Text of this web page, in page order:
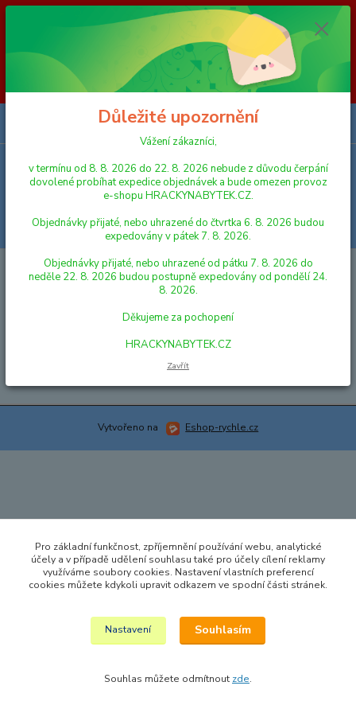
Vážení zákazníci, v termínu od 8. 8. 2026 do 23. 8. 2026 nebude z
důvodu čerpání dovolené probíhat expedice objednávek a bude omezen
provoz e-shopu HRACKYNABYTEK.CZ. Objednávky přijaté, nebo
uhrazené do čtvrtka 6. 8. 2026 budou expedovány v pátek 7. 8. 2026.
Objednávky přijaté, nebo uhrazené od pátku 7. 8. 2026 do neděle 23. 8.
2026 budou postupně expedovány od pondělí 24. 8. 2026. Děkujeme za
pochopení HRACKYNABYTEK.CZ
Menu
Hledat
AUTA, LODĚ, LETADLA HRAČKY BRUDER Volný čas
Vytvořeno na Eshop-rychle.cz
Důležité upozornění
Vážení zákazníci,
v termínu od 8. 8. 2026 do 22. 8. 2026 nebude z důvodu čerpání
dovolené probíhat expedice objednávek a bude omezen provoz
e-shopu HRACKYNABYTEK.CZ.
Objednávky přijaté, nebo uhrazené do čtvrtka 6. 8. 2026 budou
expedovány v pátek 7. 8. 2026.
Objednávky přijaté, nebo uhrazené od pátku 7. 8. 2026 do
neděle 22. 8. 2026 budou postupně expedovány od pondělí 24.
8. 2026.
Děkujeme za pochopení
HRACKYNABYTEK.CZ
Zavřít
Pro základní funkčnost, zpříjemnění používání webu, analytické
účely a v případě udělení souhlasu také pro účely cílení reklamy
využíváme soubory cookies. Nastavení vlastních preferencí
cookies můžete kdykoli upravit odkazem ve spodní části stránek.
Nastavení Souhlasím
Souhlas můžete odmítnout zde.